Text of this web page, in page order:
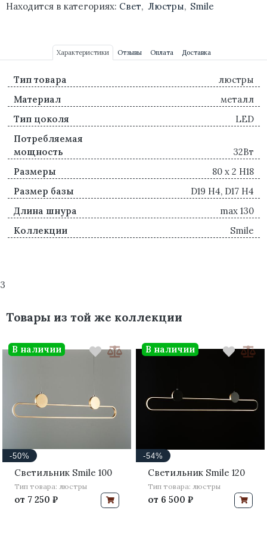
Находится в категориях: Свет, Люстры, Smile
Характеристики Отзывы Оплата Доставка
Тип товара
люстры
Материал
металл
Тип цоколя
LED
Потребляемая
мощность
32Вт
Размеры
80 x 2 H18
Размер базы
D19 H4, D17 H4
Длина шнура
max 130
Коллекции
Smile
3
Товары из той же коллекции
-50%
Светильник Smile 100
Тип товара: люстры
от 7 250 ₽
В наличии
-54%
Светильник Smile 120
Тип товара: люстры
от 6 500 ₽
В наличии